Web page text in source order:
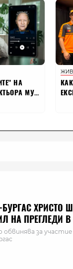
ХРИСТО
НА ПРЕГЛЕДИ
за